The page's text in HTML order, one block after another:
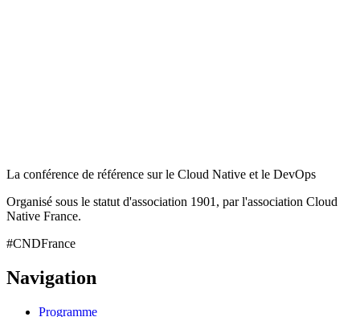
La conférence de référence sur le Cloud Native et le DevOps
Organisé sous le statut d'association 1901, par l'association Cloud
Native France.
#CNDFrance
Navigation
Programme